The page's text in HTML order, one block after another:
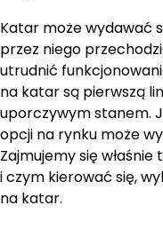
Katar może wydawać
przez niego
utrudnić
na katar są pierwszą
uporczywym stanem.
opcji na rynku może
Zajmujemy się
i czym kierować się,
na katar.